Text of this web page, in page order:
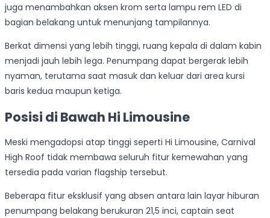
juga menambahkan aksen krom serta lampu rem LED di
bagian belakang untuk menunjang tampilannya.
Berkat dimensi yang lebih tinggi, ruang kepala di dalam kabin
menjadi jauh lebih lega. Penumpang dapat bergerak lebih
nyaman, terutama saat masuk dan keluar dari area kursi
baris kedua maupun ketiga.
Posisi di Bawah Hi Limousine
Meski mengadopsi atap tinggi seperti Hi Limousine, Carnival
High Roof tidak membawa seluruh fitur kemewahan yang
tersedia pada varian flagship tersebut.
Beberapa fitur eksklusif yang absen antara lain layar hiburan
penumpang belakang berukuran 21,5 inci, captain seat